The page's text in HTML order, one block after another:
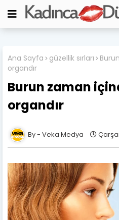
Ana Sayfa güzellik sırları
organdır
Burun zaman
organdır
Veka Medya